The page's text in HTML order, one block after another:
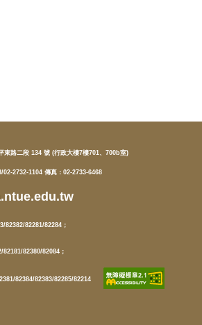
東路二段 134 號 (行政大樓7樓701、700b室)
02-2732-1104 傳真：02-2733-6468
82382/82281/82284；
82380/82084；
82384/82383/82285/82214